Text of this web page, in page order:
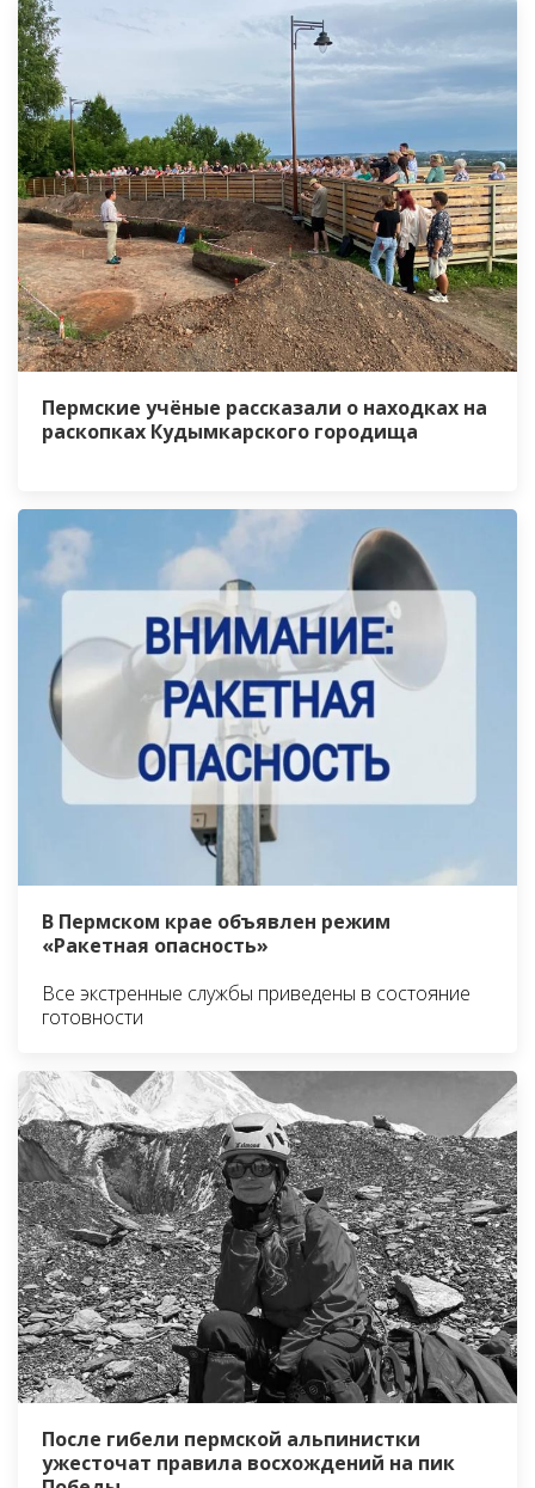
Пермские учёные рассказали о находках на
раскопках Кудымкарского городища
В Пермском крае объявлен режим
«Ракетная опасность»
Все экстренные службы приведены в состояние
готовности
После гибели пермской альпинистки
ужесточат правила восхождений на пик